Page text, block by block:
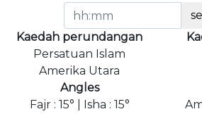
Kaedah perundangan
Persatuan Islam
Amerika Utara
Angles
Fajr : 15° | Isha : 15°